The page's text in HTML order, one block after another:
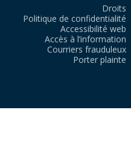
Droits
Politique de confidentialité
Accessibilité web
Accès à l’information
Courriers frauduleux
Porter plainte